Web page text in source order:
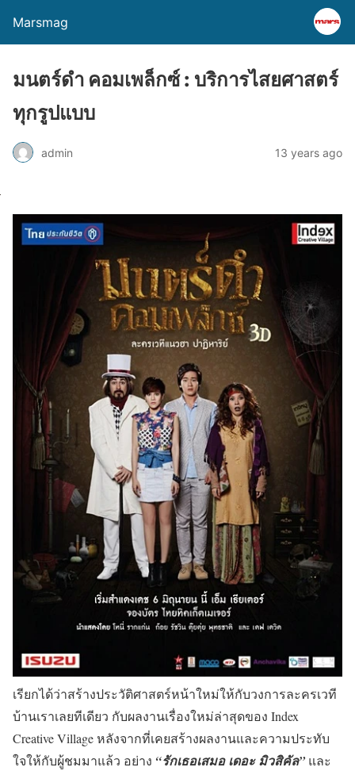
Marsmag
มนตร์ดำ คอมเพล็กซ์ : บริการไสยศาสตร์
ทุกรูปแบบ
admin 13 years ago
เรียกได้ว่าสร้างประวัติศาสตร์หน้าใหม่ให้กับวงการละครเวที
บ้านเราเลยทีเดียว กับผลงานเรื่องใหม่ล่าสุดของ Index
Creative Village หลังจากที่เคยสร้างผลงานและความประทับ
ใจให้กับผู้ชมมาแล้ว อย่าง “รักเธอเสมอ เดอะ มิวสิคัล”และ